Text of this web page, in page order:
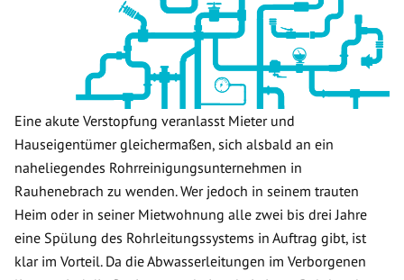
Eine akute Verstopfung veranlasst Mieter und
Hauseigentümer gleichermaßen, sich alsbald an ein
naheliegendes Rohrreinigungsunternehmen in
Rauhenebrach zu wenden. Wer jedoch in seinem trauten
Heim oder in seiner Mietwohnung alle zwei bis drei Jahre
eine Spülung des Rohrleitungssystems in Auftrag gibt, ist
klar im Vorteil. Da die Abwasserleitungen im Verborgenen